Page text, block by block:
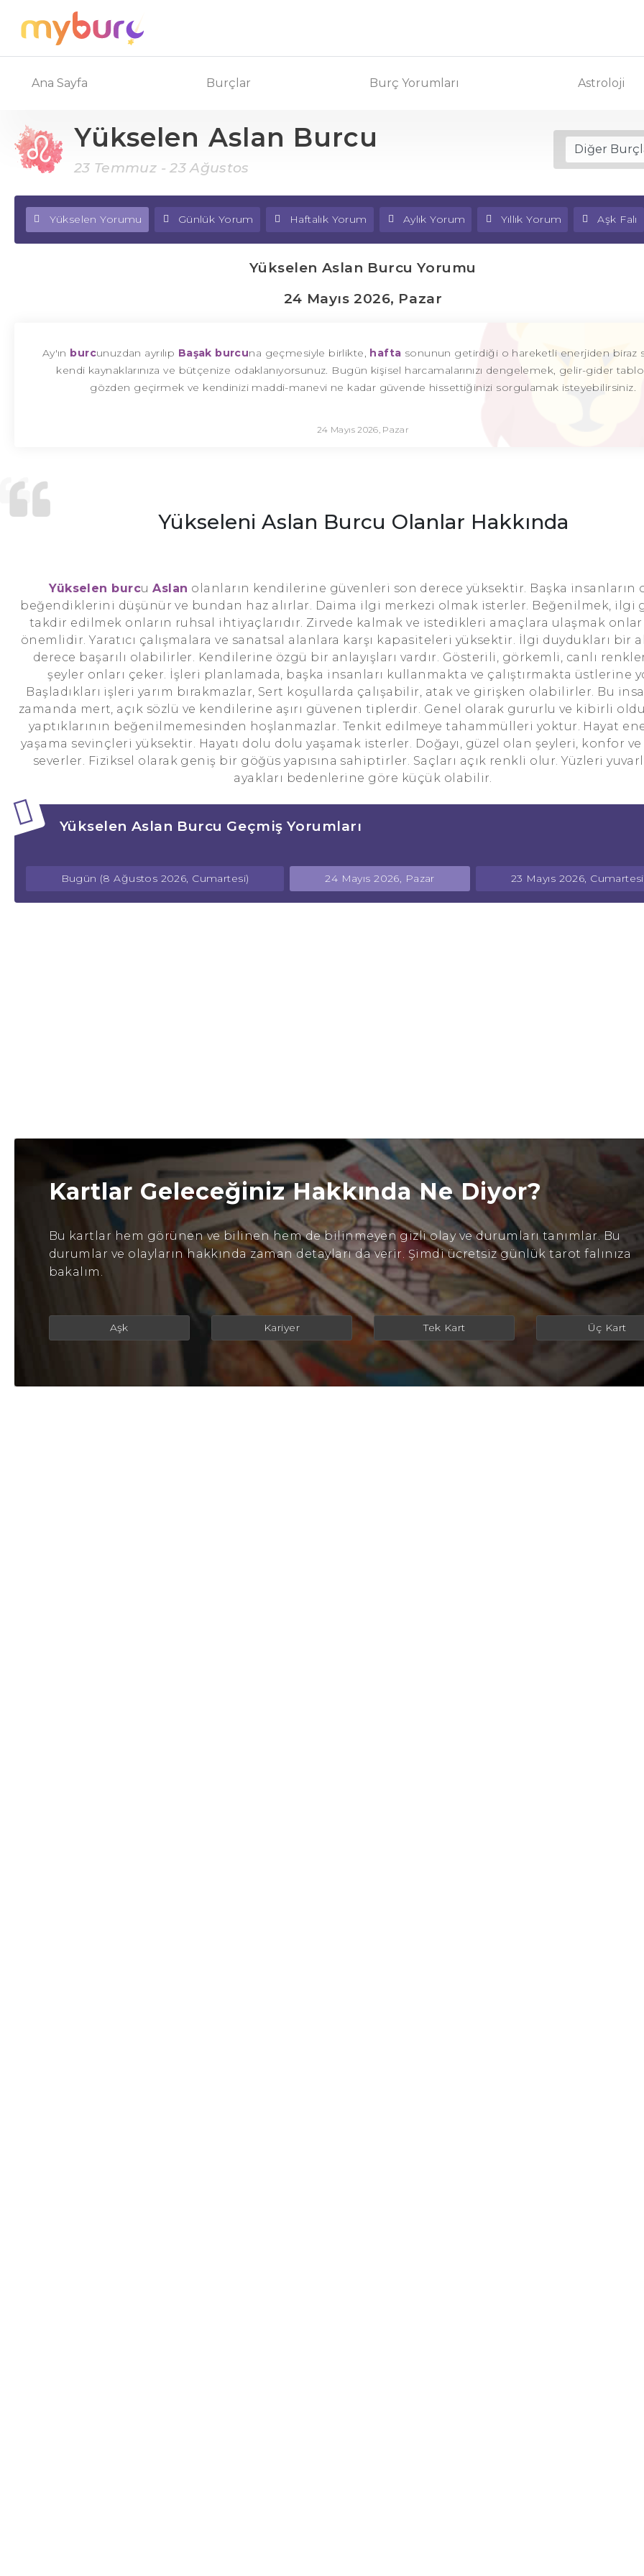
Ana Sayfa Burçlar Burç Yorumları Astroloji
Yükselen Aslan Burcu
23 Temmuz - 23 Ağustos
Yükselen Yorumu Günlük Yorum Haftalık Yorum Aylık Yorum Yıllık Yorum Aşk Falı
Yükselen Aslan Burcu Yorumu
24 Mayıs 2026, Pazar
Ay'ın burcunuzdan ayrılıp Başak burcuna geçmesiyle birlikte, hafta sonunun getirdiği o hareketli enerjiden biraz
kendi kaynaklarınıza ve bütçenize odaklanıyorsunuz. Bugün kişisel harcamalarınızı dengelemek, gelir-gider
gözden geçirmek ve kendinizi maddi-manevi ne kadar güvende hissettiğinizi sorgulamak isteyebilirsiniz.
24 Mayıs 2026, Pazar
Yükseleni Aslan Burcu Olanlar Hakkında
Yükselen burcuAslan olanların kendilerine güvenleri son derece yüksektir. Başka insanların
beğendiklerini düşünür ve bundan haz alırlar. Daima ilgi merkezi olmak isterler. Beğenilmek, ilgi
takdir edilmek onların ruhsal ihtiyaçlarıdır. Zirvede kalmak ve istedikleri amaçlara ulaşmak
önemlidir. Yaratıcı çalışmalara ve sanatsal alanlara karşı kapasiteleri yüksektir. İlgi duydukları bir
derece başarılı olabilirler. Kendilerine özgü bir anlayışları vardır. Gösterili, görkemli, canlı
şeyler onları çeker. İşleri planlamada, başka insanları kullanmakta ve çalıştırmakta üstlerine
Başladıkları işleri yarım bırakmazlar, Sert koşullarda çalışabilir, atak ve girişken olabilirler. Bu
zamanda mert, açık sözlü ve kendilerine aşırı güvenen tiplerdir. Genel olarak gururlu ve kibirli
yaptıklarının beğenilmemesinden hoşlanmazlar. Tenkit edilmeye tahammülleri yoktur. Hayat
yaşama sevinçleri yüksektir. Hayatı dolu dolu yaşamak isterler. Doğayı, güzel olan şeyleri, konfor
severler. Fiziksel olarak geniş bir göğüs yapısına sahiptirler. Saçları açık renkli olur. Yüzleri
ayakları bedenlerine göre küçük olabilir.
Yükselen Aslan Burcu Geçmiş Yorumları
Bugün (8 Ağustos 2026, Cumartesi) 24 Mayıs 2026, Pazar 23 Mayıs 2026, Cumartesi
Kartlar Geleceğiniz Hakkında Ne Diyor?
Bu kartlar hem görünen ve bilinen hem de bilinmeyen gizli olay ve durumları tanımlar. Bu
durumlar ve olayların hakkında zaman detayları da verir. Şimdi ücretsiz günlük tarot falınıza
bakalım.
Aşk Kariyer Tek Kart Üç Kart